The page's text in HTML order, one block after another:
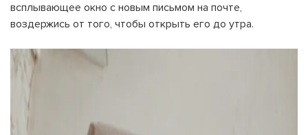
всплывающее окно с новым письмом на почте,
воздержись от того, чтобы открыть его до утра.